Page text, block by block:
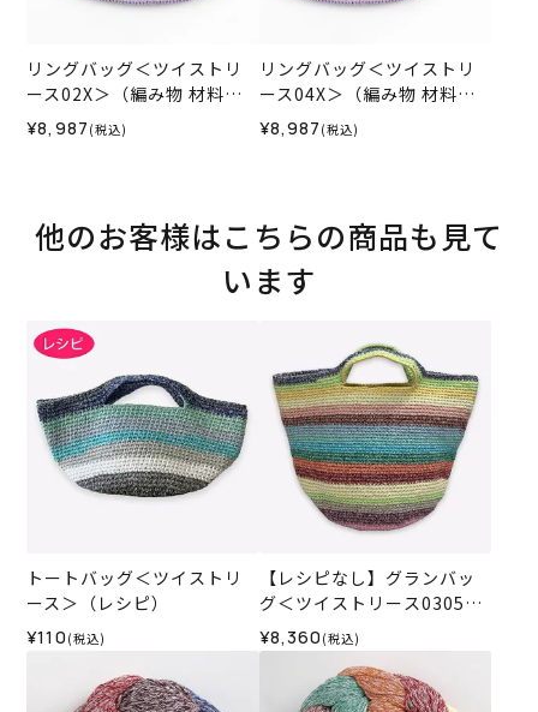
リングバッグ＜ツイストリ
ース02X＞（編み物 材料セ
ット）
¥8,987 (税込)
リングバッグ＜ツイストリ
ース04X＞（編み物 材料セ
ット）
¥8,987 (税込)
他のお客様はこちらの商品も見て
います
トートバッグ＜ツイストリ
ース＞（レシピ）
¥110 (税込)
【レシピなし】グランバッ
グ＜ツイストリース0305＞
（編み物 材料セット）
¥8,360 (税込)